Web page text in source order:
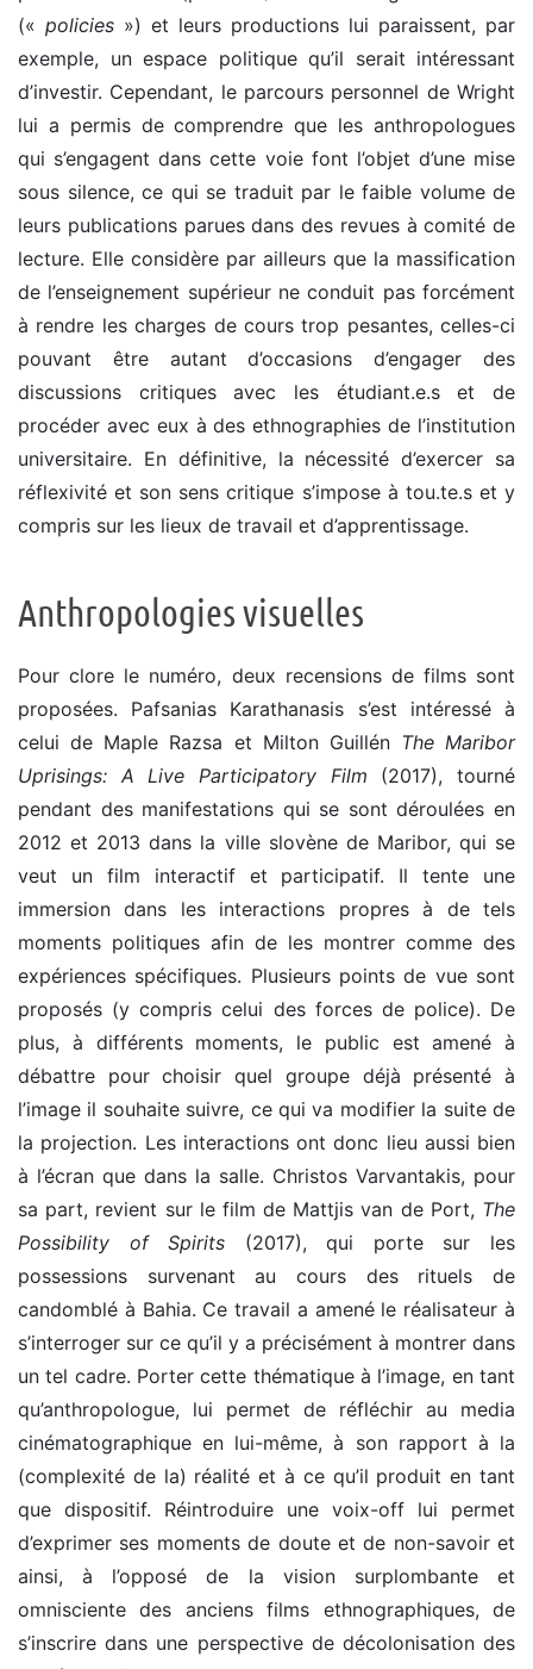
(« policies ») et leurs productions lui paraissent, par
exemple, un espace politique qu’il serait intéressant
d’investir. Cependant, le parcours personnel de Wright
lui a permis de comprendre que les anthropologues
qui s’engagent dans cette voie font l’objet d’une mise
sous silence, ce qui se traduit par le faible volume de
leurs publications parues dans des revues à comité de
lecture. Elle considère par ailleurs que la massification
de l’enseignement supérieur ne conduit pas forcément
à rendre les charges de cours trop pesantes, celles-ci
pouvant être autant d’occasions d’engager des
discussions critiques avec les étudiant.e.s et de
procéder avec eux à des ethnographies de l’institution
universitaire. En définitive, la nécessité d’exercer sa
réflexivité et son sens critique s’impose à tou.te.s et y
compris sur les lieux de travail et d’apprentissage.
Anthropologies visuelles
Pour clore le numéro, deux recensions de films sont
proposées. Pafsanias Karathanasis s’est intéressé à
celui de Maple Razsa et Milton Guillén The Maribor
Uprisings: A Live Participatory Film (2017), tourné
pendant des manifestations qui se sont déroulées en
2012 et 2013 dans la ville slovène de Maribor, qui se
veut un film interactif et participatif. Il tente une
immersion dans les interactions propres à de tels
moments politiques afin de les montrer comme des
expériences spécifiques. Plusieurs points de vue sont
proposés (y compris celui des forces de police). De
plus, à différents moments, le public est amené à
débattre pour choisir quel groupe déjà présenté à
l’image il souhaite suivre, ce qui va modifier la suite de
la projection. Les interactions ont donc lieu aussi bien
à l’écran que dans la salle. Christos Varvantakis, pour
sa part, revient sur le film de Mattjis van de Port, The
Possibility of Spirits (2017), qui porte sur les
possessions survenant au cours des rituels de
candomblé à Bahia. Ce travail a amené le réalisateur à
s’interroger sur ce qu’il y a précisément à montrer dans
un tel cadre. Porter cette thématique à l’image, en tant
qu’anthropologue, lui permet de réfléchir au media
cinématographique en lui-même, à son rapport à la
(complexité de la) réalité et à ce qu’il produit en tant
que dispositif. Réintroduire une voix-off lui permet
d’exprimer ses moments de doute et de non-savoir et
ainsi, à l’opposé de la vision surplombante et
omnisciente des anciens films ethnographiques, de
s’inscrire dans une perspective de décolonisation des